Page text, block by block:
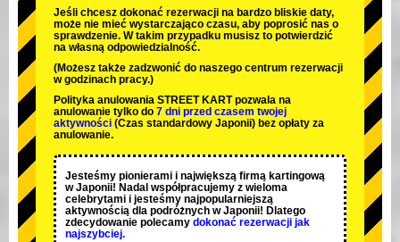
Jeśli chcesz dokonać rezerwacji na bardzo bliskie daty,
może nie mieć wystarczająco czasu, aby poprosić nas o
sprawdzenie. W takim przypadku musisz to potwierdzić
na własną odpowiedzialność.
(Możesz także zadzwonić do naszego centrum rezerwacji
w godzinach pracy.)
Polityka anulowania STREET KART pozwala na
anulowanie tylko do 7 dni przed czasem twojej
aktywności (Czas standardowy Japonii) bez opłaty za
anulowanie.
Jesteśmy pionierami i największą firmą kartingową
w Japonii! Nadal współpracujemy z wieloma
celebrytami i jesteśmy najpopularniejszą
aktywnością dla podróżnych w Japonii! Dlatego
zdecydowanie polecamy dokonać rezerwacji jak
najszybciej.